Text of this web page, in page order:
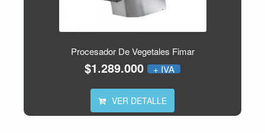
Procesador De Vegetales Fimar
$1.289.000 + IVA
VER DETALLE